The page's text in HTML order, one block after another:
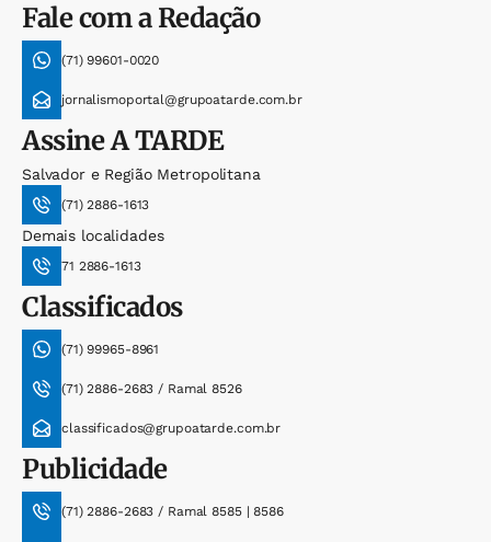
Fale com a Redação
(71) 99601-0020
jornalismoportal@grupoatarde.com.br
AssineA TARDE
Salvador e Região Metropolitana
(71) 2886-1613
Demais localidades
71 2886-1613
Classificados
(71) 99965-8961
(71) 2886-2683 / Ramal 8526
classificados@grupoatarde.com.br
Publicidade
(71) 2886-2683 / Ramal 8585 | 8586